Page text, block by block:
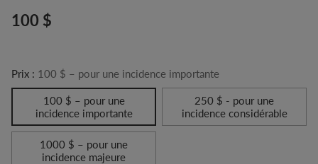
Prix
100 $
Prix : 100 $ – pour une incidence importante
100 $ – pour une
incidence importante
250 $ - pour une
incidence considérable
1000 $ – pour une
incidence majeure